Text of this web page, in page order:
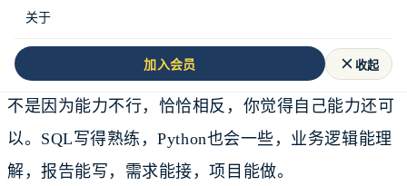
关于
加入会员 收起
工作三年左右，你开始焦虑。
不是因为能力不行，恰恰相反，你觉得自己能力还可
以。SQL写得熟练，Python也会一些，业务逻辑能理
解，报告能写，需求能接，项目能做。